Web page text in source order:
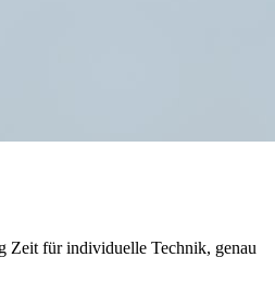
Zeit für individuelle Technik, genau